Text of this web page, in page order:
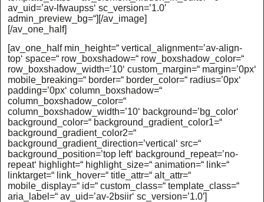
av_uid=’av-lfwaupss‘ sc_version=’1.0′
admin_preview_bg=“][/av_image]
[/av_one_half]
[av_one_half min_height=“ vertical_alignment=’av-align-
top‘ space=“ row_boxshadow=“ row_boxshadow_color=“
row_boxshadow_width=’10‘ custom_margin=“ margin=’0px‘
mobile_breaking=“ border=“ border_color=“ radius=’0px‘
padding=’0px‘ column_boxshadow=“
column_boxshadow_color=“
column_boxshadow_width=’10‘ background=’bg_color‘
background_color=“ background_gradient_color1=“
background_gradient_color2=“
background_gradient_direction=’vertical‘ src=“
background_position=’top left‘ background_repeat=’no-
repeat‘ highlight=“ highlight_size=“ animation=“ link=“
linktarget=“ link_hover=“ title_attr=“ alt_attr=“
mobile_display=“ id=“ custom_class=“ template_class=“
aria_label=“ av_uid=’av-2bsiir‘ sc_version=’1.0′]